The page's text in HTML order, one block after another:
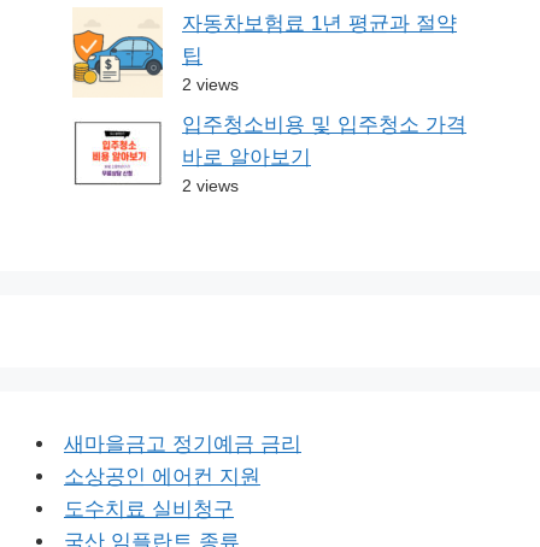
자동차보험료 1년 평균과 절약
팁
2 views
입주청소비용 및 입주청소 가격
바로 알아보기
2 views
새마을금고 정기예금 금리
소상공인 에어컨 지원
도수치료 실비청구
국산 임플란트 종류